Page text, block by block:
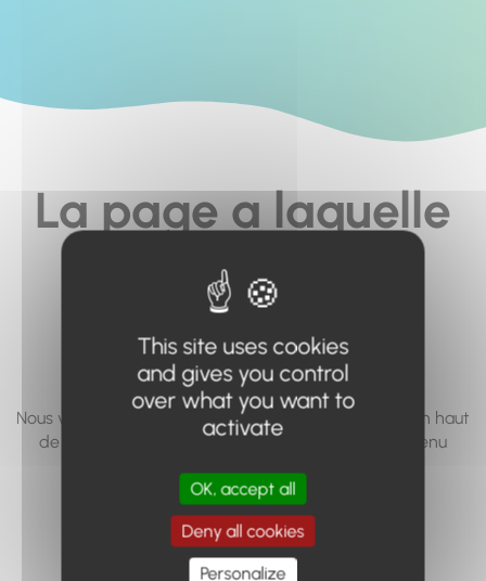
La page a laquelle
vous cherchez à
accéder n'existe
pas... ou plus.
Nous vous invitons à utiliser le moteur de recherche en haut
de page, ou à utiliser le menu pour trouver le contenu
Retour à l'accueil
This site uses cookies
and gives you control
over what you want to
activate
OK, accept all
Deny all cookies
Personalize